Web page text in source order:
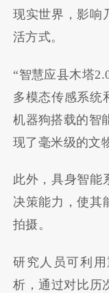
现实世界，影响
活方式。
“智慧应县木塔
多模态传感系统
机器狗搭载的智
现了毫米级的文
此外，具身智能
决策能力，使其
拍摄。
研究人员可利
析，通过对比历